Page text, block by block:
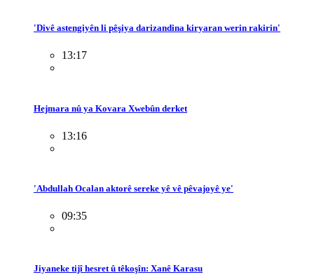
'Divê astengiyên li pêşiya darizandina kiryaran werin rakirin'
13:17
Hejmara nû ya Kovara Xwebûn derket
13:16
'Abdullah Ocalan aktorê sereke yê vê pêvajoyê ye'
09:35
Jiyaneke tijî hesret û têkoşîn: Xanê Karasu